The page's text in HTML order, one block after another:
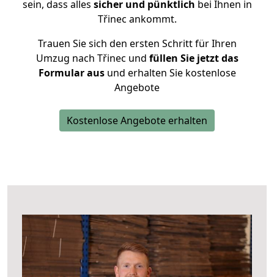
sein, dass alles sicher und pünktlich bei Ihnen in
Třinec ankommt.
Trauen Sie sich den ersten Schritt für Ihren
Umzug nach Třinec und füllen Sie jetzt das
Formular ausund erhalten Sie kostenlose
Angebote
Kostenlose Angebote erhalten